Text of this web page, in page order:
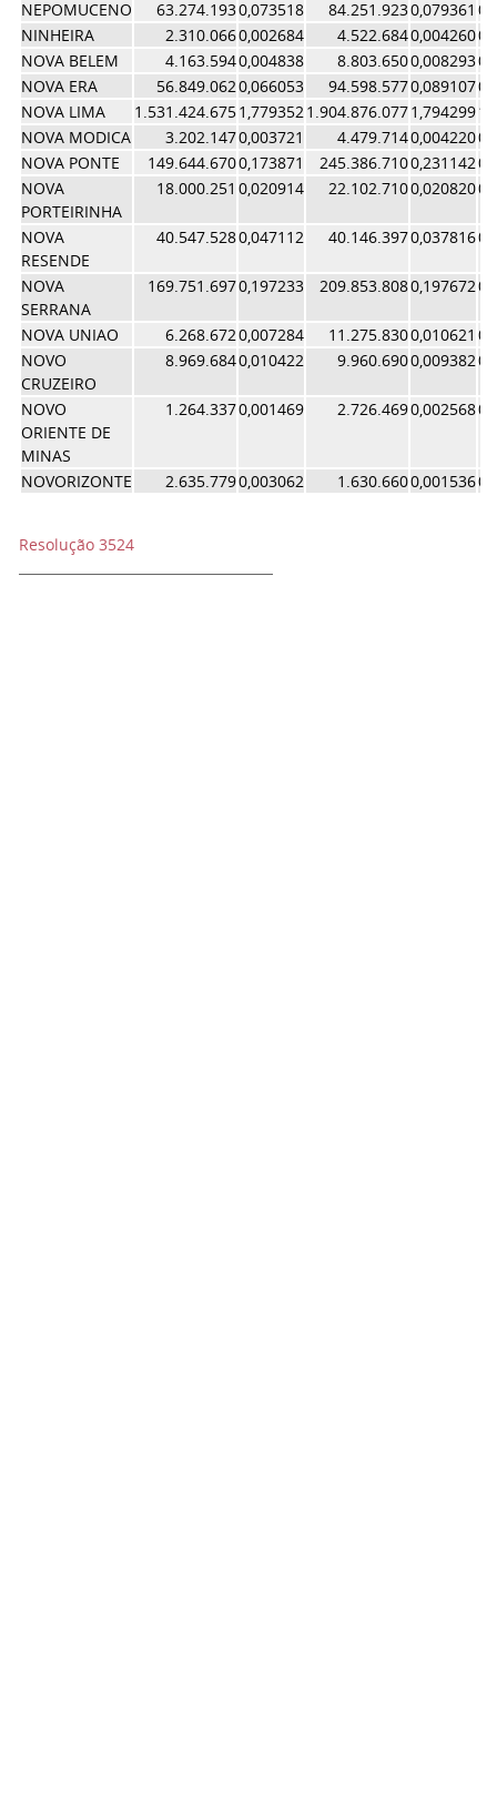
NEPOMUCENO
63.274.1930,073518 84.251.9230,079361
NINHEIRA
2.310.0660,002684 4.522.6840,004260
NOVA BELEM
4.163.5940,004838 8.803.6500,008293
NOVA ERA
56.849.0620,066053 94.598.5770,089107
NOVA LIMA
1.531.424.6751,7793521.904.876.0771,794299
NOVA MODICA
3.202.1470,003721 4.479.7140,004220
NOVA PONTE
149.644.6700,173871 245.386.7100,231142
NOVA
PORTEIRINHA
18.000.251 0,020914 22.102.7100,020820
NOVA
RESENDE
40.547.5280,047112 40.146.3970,037816
NOVA
SERRANA
169.751.6970,197233 209.853.8080,197672
NOVA UNIAO 6.268.6720,007284 11.275.8300,010621
NOVO
CRUZEIRO
8.969.6840,010422 9.960.6900,009382
NOVO
ORIENTE DE
MINAS
1.264.3370,001469 2.726.4690,002568
NOVORIZONTE 2.635.7790,003062 1.630.6600,001536
Resolução 3524